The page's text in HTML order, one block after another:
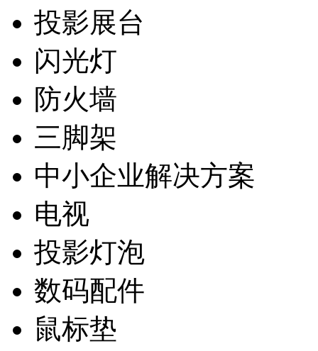
投影展台
闪光灯
防火墙
三脚架
中小企业解决方案
电视
投影灯泡
数码配件
鼠标垫